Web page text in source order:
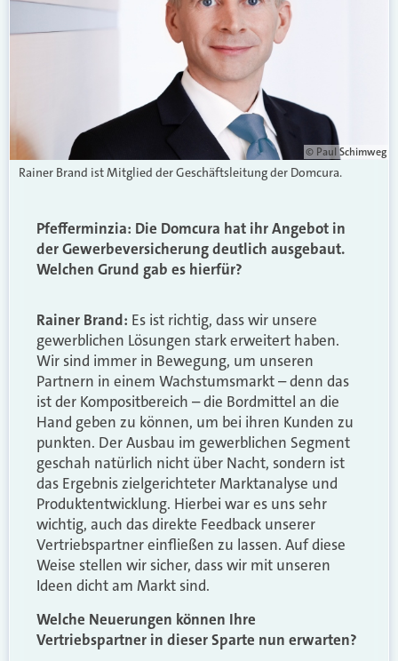
© Paul Schimweg
Rainer Brand ist Mitglied der Geschäftsleitung der Domcura.
Pfefferminzia: Die Domcura hat ihr Angebot in
der Gewerbeversicherung deutlich ausgebaut.
Welchen Grund gab es hierfür?
Rainer Brand: Es ist richtig, dass wir unsere
gewerblichen Lösungen stark erweitert haben.
Wir sind immer in Bewegung, um unseren
Partnern in einem Wachstumsmarkt – denn das
ist der Kompositbereich – die Bordmittel an die
Hand geben zu können, um bei ihren Kunden zu
punkten. Der Ausbau im gewerblichen Segment
geschah natürlich nicht über Nacht, sondern ist
das Ergebnis zielgerichteter Marktanalyse und
Produktentwicklung. Hierbei war es uns sehr
wichtig, auch das direkte Feedback unserer
Vertriebspartner einfließen zu lassen. Auf diese
Weise stellen wir sicher, dass wir mit unseren
Ideen dicht am Markt sind.
Welche Neuerungen können Ihre
Vertriebspartner in dieser Sparte nun erwarten?